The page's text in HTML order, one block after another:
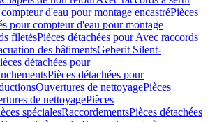
d'eau pour montage encastréPièces
pour compteur d'eau pour montage
filetésPièces détachées pour Avec raccords
des bâtimentsGeberit Silent-
détachées pour
Pièces détachées pour
Ouvertures de nettoyagePièces
de nettoyagePièces
spécialesRaccordementsPièces détachées